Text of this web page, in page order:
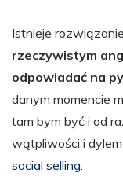
Istnieje
rzeczywistym
odpowiadać na
danym momencie
tam bym być i od
wątpliwości i
social selling.